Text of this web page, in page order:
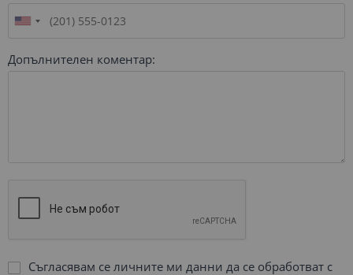
Допълнителен коментар:
Съгласявам се личните ми данни да се обработват с